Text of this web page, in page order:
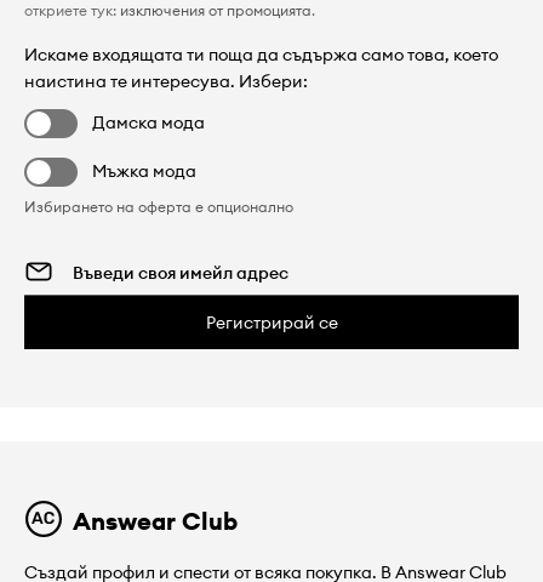
откриете тук: изключения от промоцията.
Искаме входящата ти поща да съдържа само това, което
наистина те интересува. Избери:
Дамска мода
Мъжка мода
Избирането на оферта е опционално
Регистрирай се
Answear Club
Създай профил и спести от всяка покупка. В Answear Club